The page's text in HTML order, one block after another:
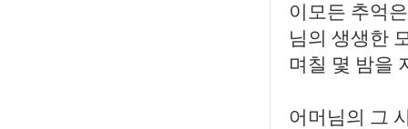
이모든 추억
님의 생생한
며칠 몇 밤을
어머님의 그